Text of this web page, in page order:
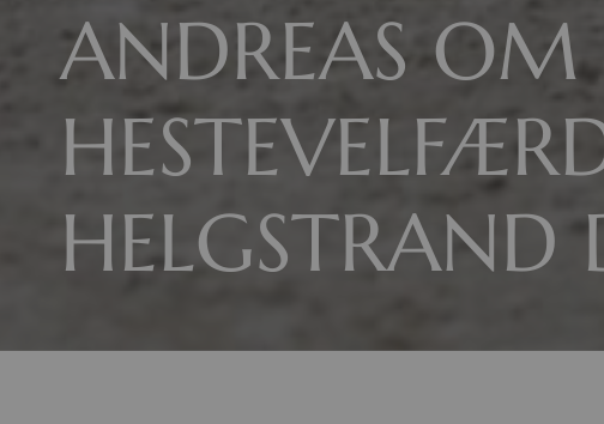
ANDREAS OM
HELGSTRAND